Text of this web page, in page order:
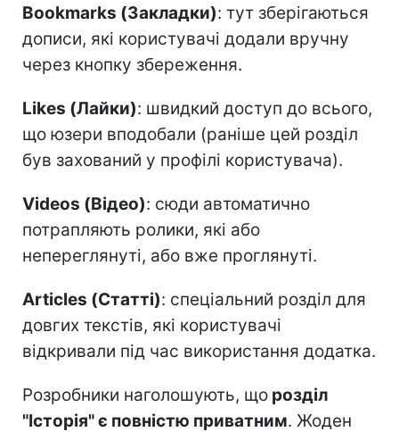
Bookmarks (Закладки): тут зберігаються
дописи, які користувачі додали вручну
через кнопку збереження.
Likes (Лайки): швидкий доступ до всього,
що юзери вподобали (раніше цей розділ
був захований у профілі користувача).
Videos (Відео): сюди автоматично
потрапляють ролики, які або
непереглянуті, або вже проглянуті.
Articles (Статті): спеціальний розділ для
довгих текстів, які користувачі
відкривали під час використання додатка.
Розробники наголошують, що розділ
"Історія" є повністю приватним. Жоден